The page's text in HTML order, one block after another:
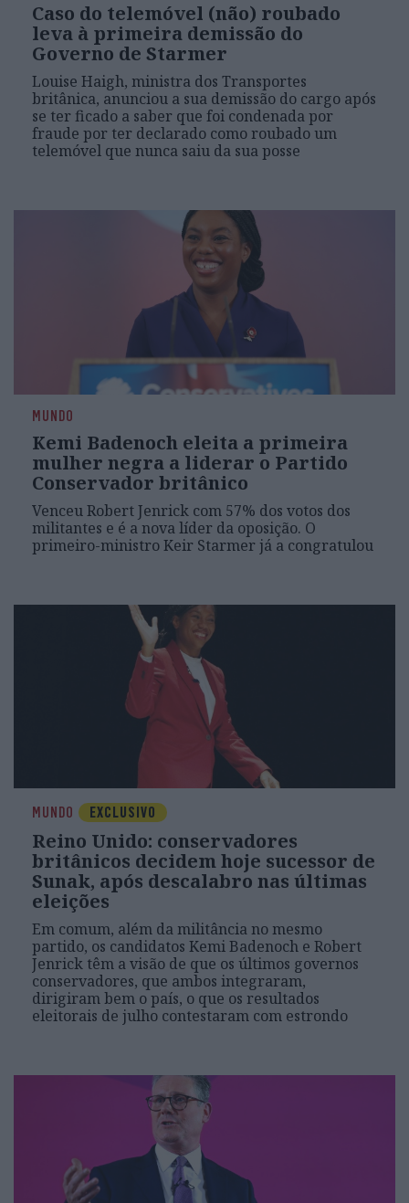
Caso do telemóvel (não) roubado
leva à primeira demissão do
Governo de Starmer
Louise Haigh, ministra dos Transportes
britânica, anunciou a sua demissão do cargo após
se ter ficado a saber que foi condenada por
fraude por ter declarado como roubado um
telemóvel que nunca saiu da sua posse
MUNDO
Kemi Badenoch eleita a primeira
mulher negra a liderar o Partido
Conservador britânico
Venceu Robert Jenrick com 57% dos votos dos
militantes e é a nova líder da oposição. O
primeiro-ministro Keir Starmer já a congratulou
MUNDO EXCLUSIVO
Reino Unido: conservadores
britânicos decidem hoje sucessor de
Sunak, após descalabro nas últimas
eleições
Em comum, além da militância no mesmo
partido, os candidatos Kemi Badenoch e Robert
Jenrick têm a visão de que os últimos governos
conservadores, que ambos integraram,
dirigiram bem o país, o que os resultados
eleitorais de julho contestaram com estrondo